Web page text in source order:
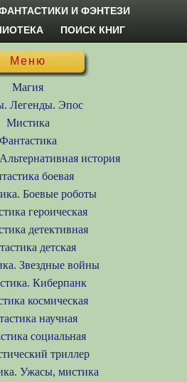
И ФЭНТЕЗИ
ПОИСК КНИГ
Меню
Магия
Легенды. Эпос
Мистика
Фантастика
история
боевая
Боевые роботы
героическая
детективная
детская
Звездные войны
Киберпанк
космическая
научная
социальная
триллер
Ужасы, мистика